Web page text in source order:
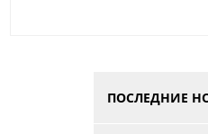
ПОСЛЕДНИЕ